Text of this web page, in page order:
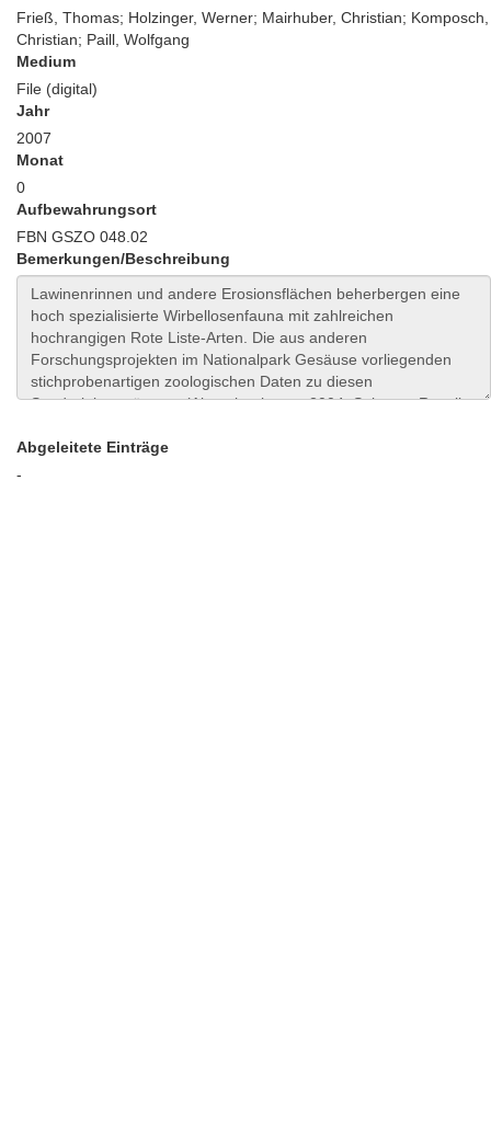
Frieß, Thomas; Holzinger, Werner; Mairhuber, Christian; Komposch,
Christian; Paill, Wolfgang
Medium
File (digital)
Jahr
2007
Monat
0
Aufbewahrungsort
FBN GSZO 048.02
Bemerkungen/Beschreibung
Abgeleitete Einträge
-